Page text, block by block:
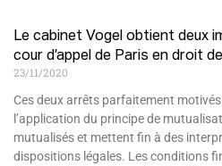
Le cabinet Vogel obtient deux
cour d’appel de Paris en droit
23/11/2020
Ces deux arrêts parfaitement
l’application du principe de
mutualisés et mettent fin à des
dispositions légales. Les conditions